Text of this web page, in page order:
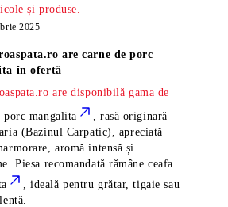
și produse.
2025
arecarne de porc
în ofertă
are disponibilă gama de
porc mangalita
, rasă originară
(Bazinul Carpatic), apreciată
aromă intensă și
Piesa recomandată rămâneceafa
, ideală pentru grătar, tigaie sau